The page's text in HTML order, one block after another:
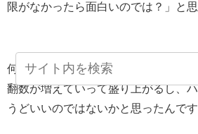
限がなかったら面白いのでは？」と思
何度もリーチがかけられれば、局が
翻数が増えていって盛り上がるし、
うどいいのではないかと思ったんです